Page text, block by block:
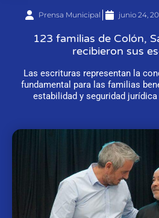
Prensa Municipal junio 24,
123 familias de Colón,
recibieron sus
Las escrituras representan la
fundamental para las familias
estabilidad y seguridad